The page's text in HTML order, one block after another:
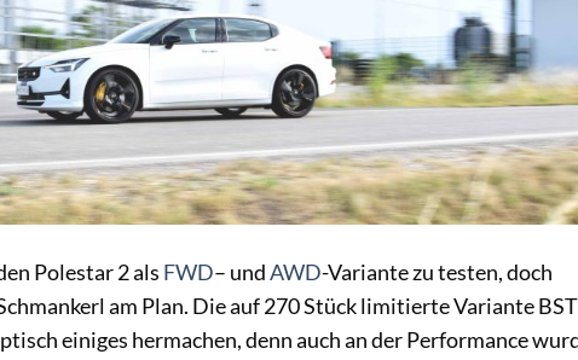
Polestar 2 als FWD– undAWD-Variante zu testen, doch
am Plan. Die auf 270 Stück limitierte Variante BST
einiges hermachen, denn auch an der Performance